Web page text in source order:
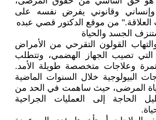
وقانوني يفرض نفسه على
العلاقة." من موقع الدكتور قصي عبده
الجسد والحياة
القولون التقرحي من الأمراض
التي تصيب الجهاز الهضمي، وتتطلب
وعلاجات متخصصة طويلة الأمد.
البيولوجية خلال السنوات الماضية
المرضى، حيث ساهمت في الحد من
الحاجة إلى العمليات الجراحية